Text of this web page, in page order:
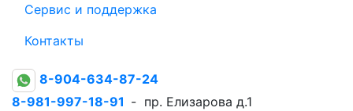
Сервис и поддержка
Контакты
8-904-634-87-24
8-981-997-18-91 - пр. Елизарова д.1